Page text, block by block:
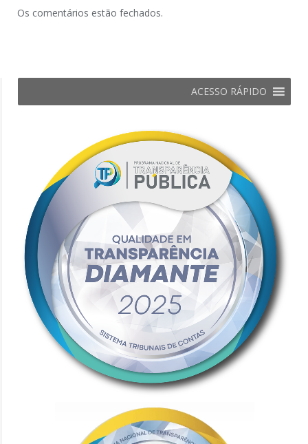
Os comentários estão fechados.
ACESSO RÁPIDO